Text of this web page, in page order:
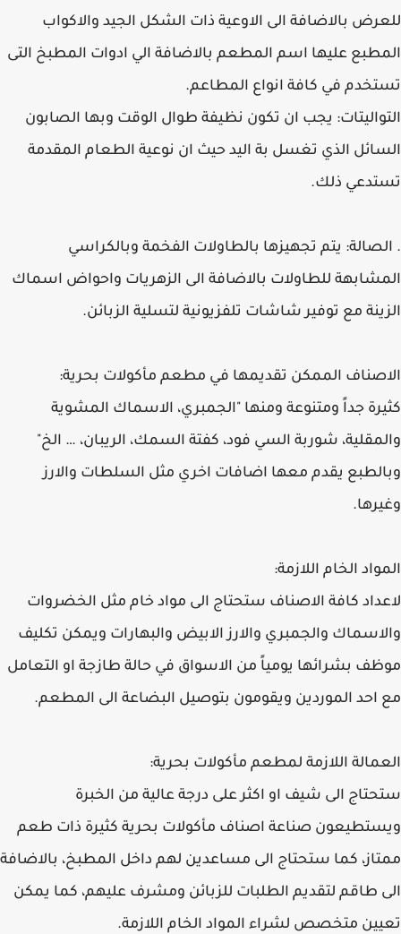
للعرض بالاضافة الى الاوعية ذات الشكل الجيد والاكواب
المطبع عليها اسم المطعم بالاضافة الي ادوات المطبخ التى
تستخدم في كافة انواع المطاعم.
التواليتات: يجب ان تكون نظيفة طوال الوقت وبها الصابون
السائل الذي تغسل بة اليد حيث ان نوعية الطعام المقدمة
تستدعي ذلك.
. الصالة: يتم تجهيزها بالطاولات الفخمة وبالكراسي
المشابهة للطاولات بالاضافة الى الزهريات واحواض اسماك
الزينة مع توفير شاشات تلفزيونية لتسلية الزبائن.
الاصناف الممكن تقديمها في مطعم مأكولات بحرية:
كثيرة جداً ومتنوعة ومنها "الجمبري، الاسماك المشوية
والمقلية، شوربة السي فود، كفتة السمك، الريبان، … الخ"
وبالطبع يقدم معها اضافات اخري مثل السلطات والارز
وغيرها.
المواد الخام اللازمة:
لاعداد كافة الاصناف ستحتاج الى مواد خام مثل الخضروات
والاسماك والجمبري والارز الابيض والبهارات ويمكن تكليف
موظف بشرائها يومياً من الاسواق في حالة طازجة او التعامل
مع احد الموردين ويقومون بتوصيل البضاعة الى المطعم.
العمالة اللازمة لمطعم مأكولات بحرية:
ستحتاج الى شيف او اكثر على درجة عالية من الخبرة
ويستطيعون صناعة اصناف مأكولات بحرية كثيرة ذات طعم
ممتاز، كما ستحتاج الى مساعدين لهم داخل المطبخ، بالاضافة
الى طاقم لتقديم الطلبات للزبائن ومشرف عليهم، كما يمكن
تعيين متخصص لشراء المواد الخام اللازمة.